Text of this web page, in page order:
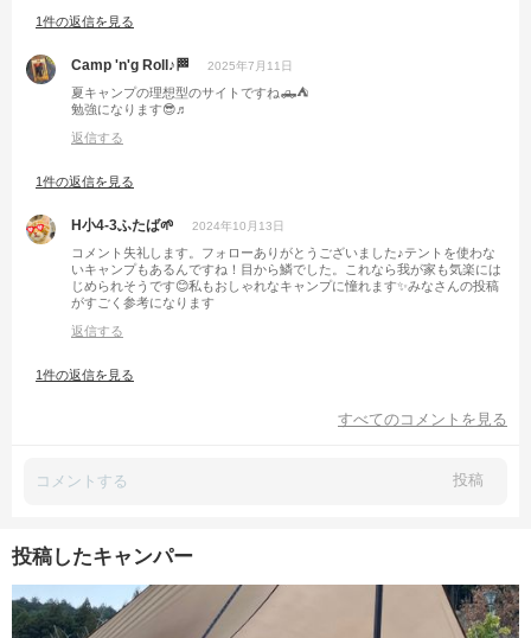
1件の返信を見る
Camp 'n'g Roll♪🏁 2025年7月11日
夏キャンプの理想型のサイトですね🛻⛺️
勉強になります😎♬
返信する
1件の返信を見る
H小4-3ふたば‪🌱 2024年10月13日
コメント失礼します。フォローありがとうございました♪テントを使わな
いキャンプもあるんですね！目から鱗でした。これなら我が家も気楽には
じめられそうです😊私もおしゃれなキャンプに憧れます✨みなさんの投稿
がすごく参考になります
返信する
1件の返信を見る
すべてのコメントを見る
投稿
投稿したキャンパー